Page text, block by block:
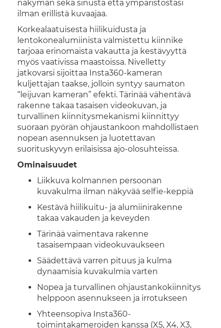
näkymän sekä sinusta että ympäristöstäsi
ilman erillistä kuvaajaa.
Korkealaatuisesta hiilikuidusta ja
lentokonealumiinista valmistettu kiinnike
tarjoaa erinomaista vakautta ja kestävyyttä
myös vaativissa maastoissa. Nivelletty
jatkovarsi sijoittaa Insta360-kameran
kuljettajan taakse, jolloin syntyy saumaton
“leijuvan kameran” efekti. Tärinää vähentävä
rakenne takaa tasaisen videokuvan, ja
turvallinen kiinnitysmekanismi kiinnittyy
suoraan pyörän ohjaustankoon mahdollistaen
nopean asennuksen ja luotettavan
suorituskyvyn erilaisissa ajo-olosuhteissa.
Ominaisuudet
Liikkuva kolmannen persoonan
kuvakulma ilman näkyvää selfie-keppiä
Kestävä hiilikuitu- ja alumiinirakenne
takaa vakauden ja keveyden
Tärinää vaimentava rakenne
tasaisempaan videokuvaukseen
Säädettävä varren pituus ja kulma
dynaamisia kuvakulmia varten
Nopea ja turvallinen ohjaustankokiinnitys
helppoon asennukseen ja irrotukseen
Yhteensopiva Insta360-
toimintakameroiden kanssa (X5, X4, X3,